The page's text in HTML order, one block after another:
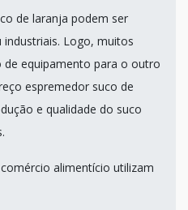
de laranja podem ser
Logo, muitos
equipamento para o outro
espremedor suco de
e qualidade do suco
alimentício utilizam